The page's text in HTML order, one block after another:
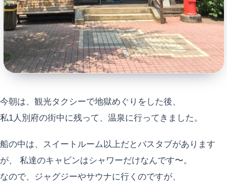
今朝は、観光タクシーで地獄めぐりをした後、
私1人別府の街中に残って、温泉に行ってきました。
船の中は、スイートルーム以上だとバスタブがあります
が、 私達のキャビンはシャワーだけなんです〜。
なので、ジャグジーやサウナに行くのですが、